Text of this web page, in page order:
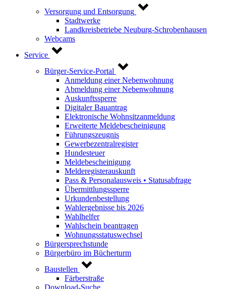
Versorgung und Entsorgung
Stadtwerke
Landkreisbetriebe Neuburg-Schrobenhausen
Webcams
Service
Bürger-Service-Portal
Anmeldung einer Nebenwohnung
Abmeldung einer Nebenwohnung
Auskunftssperre
Digitaler Bauantrag
Elektronische Wohnsitzanmeldung
Erweiterte Meldebescheinigung
Führungszeugnis
Gewerbezentralregister
Hundesteuer
Meldebescheinigung
Melderegisterauskunft
Pass & Personalausweis • Statusabfrage
Übermittlungssperre
Urkundenbestellung
Wahlergebnisse bis 2026
Wahlhelfer
Wahlschein beantragen
Wohnungsstatuswechsel
Bürgersprechstunde
Bürgerbüro im Bücherturm
Baustellen
Färberstraße
Download-Suche